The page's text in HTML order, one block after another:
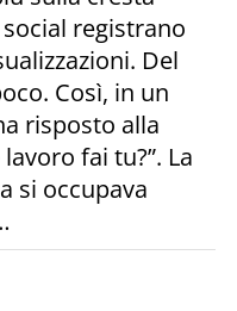
registrano
Del
Così, in un
risposto alla
fai tu?”. La
si occupava